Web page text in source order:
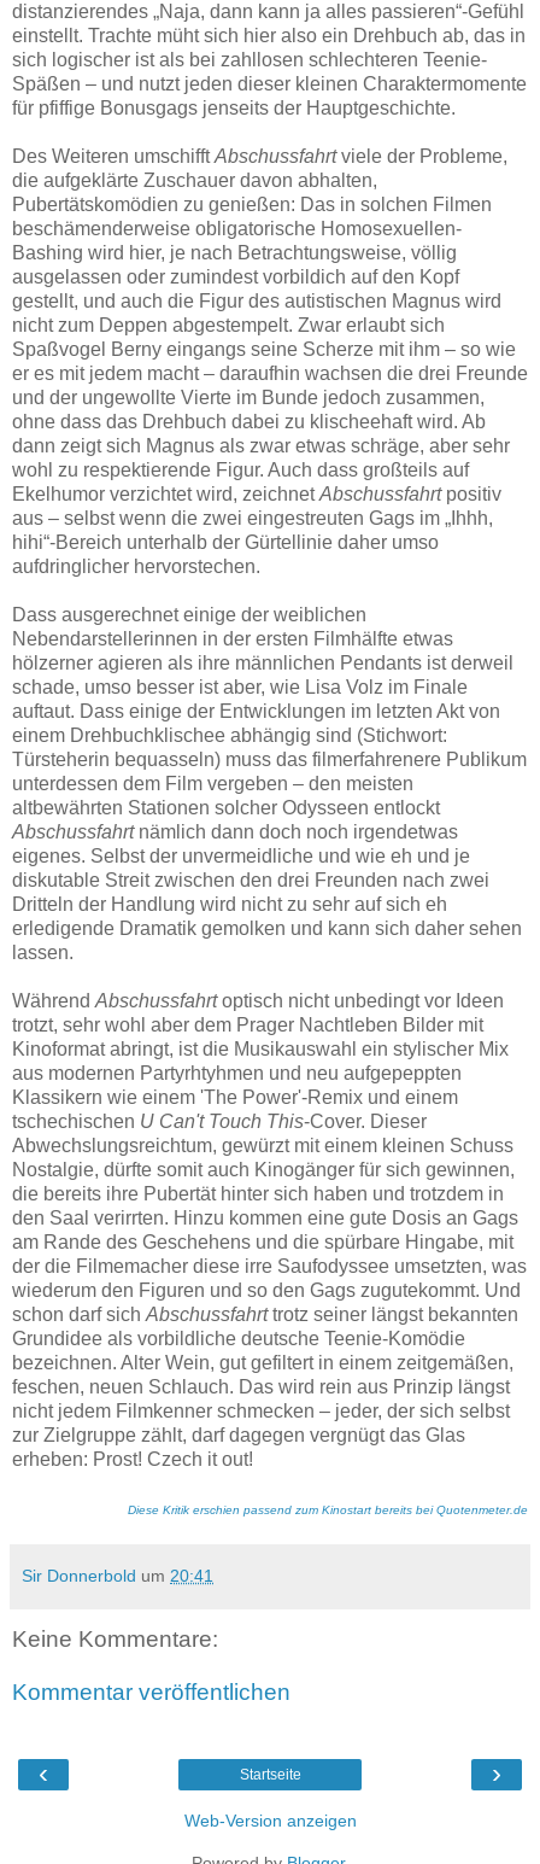
distanzierendes „Naja, dann kann ja alles passieren“-Gefühl
einstellt. Trachte müht sich hier also ein Drehbuch ab, das in
sich logischer ist als bei zahllosen schlechteren Teenie-
Späßen – und nutzt jeden dieser kleinen Charaktermomente
für pfiffige Bonusgags jenseits der Hauptgeschichte.
Des Weiteren umschifftAbschussfahrtviele der Probleme,
die aufgeklärte Zuschauer davon abhalten,
Pubertätskomödien zu genießen: Das in solchen Filmen
beschämenderweise obligatorische Homosexuellen-
Bashing wird hier, je nach Betrachtungsweise, völlig
ausgelassen oder zumindest vorbildich auf den Kopf
gestellt, und auch die Figur des autistischen Magnus wird
nicht zum Deppen abgestempelt. Zwar erlaubt sich
Spaßvogel Berny eingangs seine Scherze mit ihm – so wie
er es mit jedem macht – daraufhin wachsen die drei Freunde
und der ungewollte Vierte im Bunde jedoch zusammen,
ohne dass das Drehbuch dabei zu klischeehaft wird. Ab
dann zeigt sich Magnus als zwar etwas schräge, aber sehr
wohl zu respektierende Figur. Auch dass großteils auf
Ekelhumor verzichtet wird, zeichnetAbschussfahrtpositiv
aus – selbst wenn die zwei eingestreuten Gags im „Ihhh,
hihi“-Bereich unterhalb der Gürtellinie daher umso
aufdringlicher hervorstechen.
Dass ausgerechnet einige der weiblichen
Nebendarstellerinnen in der ersten Filmhälfte etwas
hölzerner agieren als ihre männlichen Pendants ist derweil
schade, umso besser ist aber, wie Lisa Volz im Finale
auftaut. Dass einige der Entwicklungen im letzten Akt von
einem Drehbuchklischee abhängig sind (Stichwort:
Türsteherin bequasseln) muss das filmerfahrenere Publikum
unterdessen dem Film vergeben – den meisten
altbewährten Stationen solcher Odysseen entlockt
Abschussfahrtnämlich dann doch noch irgendetwas
eigenes. Selbst der unvermeidliche und wie eh und je
diskutable Streit zwischen den drei Freunden nach zwei
Dritteln der Handlung wird nicht zu sehr auf sich eh
erledigende Dramatik gemolken und kann sich daher sehen
lassen.
Während Abschussfahrtoptisch nicht unbedingt vor Ideen
trotzt, sehr wohl aber dem Prager Nachtleben Bilder mit
Kinoformat abringt, ist die Musikauswahl ein stylischer Mix
aus modernen Partyrhtyhmen und neu aufgepeppten
Klassikern wie einem 'The Power'-Remix und einem
tschechischen U Can't Touch This-Cover. Dieser
Abwechslungsreichtum, gewürzt mit einem kleinen Schuss
Nostalgie, dürfte somit auch Kinogänger für sich gewinnen,
die bereits ihre Pubertät hinter sich haben und trotzdem in
den Saal verirrten. Hinzu kommen eine gute Dosis an Gags
am Rande des Geschehens und die spürbare Hingabe, mit
der die Filmemacher diese irre Saufodyssee umsetzten, was
wiederum den Figuren und so den Gags zugutekommt. Und
schon darf sich Abschussfahrttrotz seiner längst bekannten
Grundidee als vorbildliche deutsche Teenie-Komödie
bezeichnen. Alter Wein, gut gefiltert in einem zeitgemäßen,
feschen, neuen Schlauch. Das wird rein aus Prinzip längst
nicht jedem Filmkenner schmecken – jeder, der sich selbst
zur Zielgruppe zählt, darf dagegen vergnügt das Glas
erheben: Prost! Czech it out!
Diese Kritik erschien passend zum Kinostart bereits bei Quotenmeter.de
Sir Donnerbold um 20:41
Keine Kommentare:
Kommentar veröffentlichen
‹ ›
Startseite
Web-Version anzeigen